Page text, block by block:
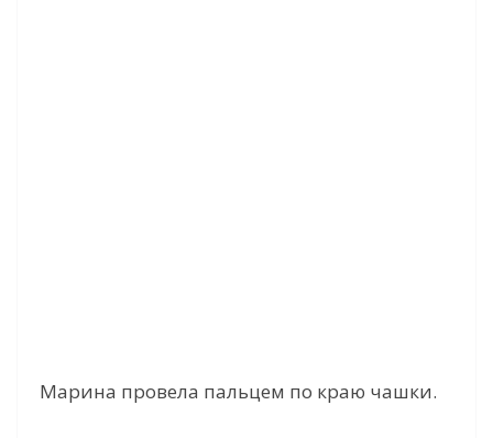
Марина провела пальцем по краю чашки.